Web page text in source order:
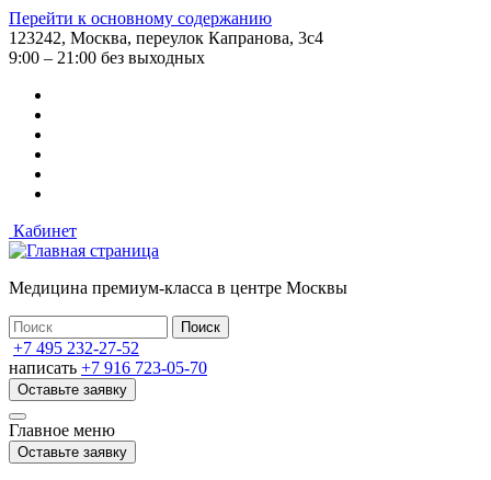
Перейти к основному содержанию
123242, Москва, переулок Капранова, 3с4
9:00 – 21:00 без выходных
Кабинет
Медицина премиум-класса в центре Москвы
+7 495 232-27-52
написать +7 916 723-05-70
Оставьте заявку
Главное меню
Оставьте заявку